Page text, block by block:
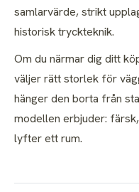
samlarvärde, strikt
historisk tryckteknik.
Om du närmar dig ditt
väljer rätt storlek för
hänger den borta från
modellen erbjuder:
lyfter ett rum.